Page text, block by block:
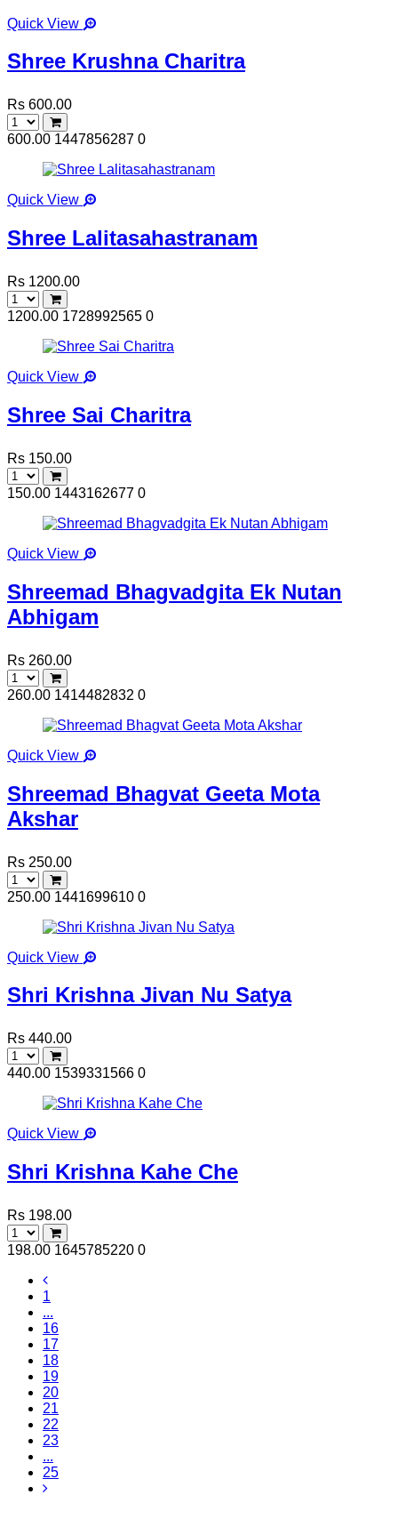
Quick View
Shree Krushna Charitra
Rs 600.00
600.00 1447856287 0
Quick View
Shree Lalitasahastranam
Rs 1200.00
1200.00 1728992565 0
Quick View
Shree Sai Charitra
Rs 150.00
150.00 1443162677 0
Quick View
Shreemad Bhagvadgita Ek Nutan
Abhigam
Rs 260.00
260.00 1414482832 0
Quick View
Shreemad Bhagvat Geeta Mota
Akshar
Rs 250.00
250.00 1441699610 0
Quick View
Shri Krishna Jivan Nu Satya
Rs 440.00
440.00 1539331566 0
Quick View
Shri Krishna Kahe Che
Rs 198.00
198.00 1645785220 0
1
...
16
17
18
19
20
21
22
23
...
25